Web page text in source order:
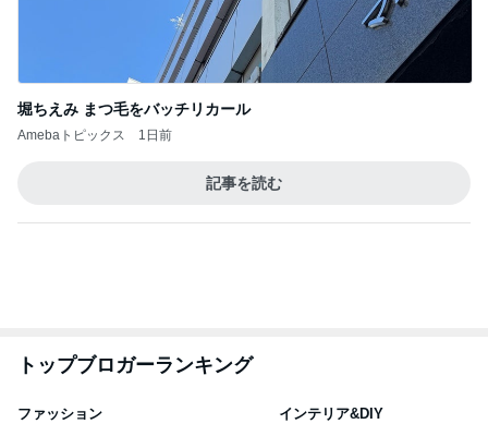
堀ちえみ まつ毛をバッチリカール
Amebaトピックス 1日前
記事を読む
トップブロガーランキング
ファッション インテリア&DIY